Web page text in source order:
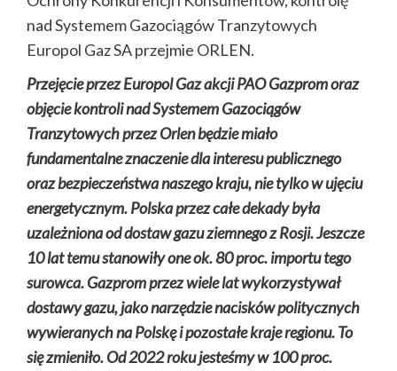
nad Systemem Gazociągów Tranzytowych
Europol Gaz SA przejmie ORLEN.
Przejęcie przez Europol Gaz akcji PAO Gazprom oraz
objęcie kontroli nad Systemem Gazociągów
Tranzytowych przez Orlen będzie miało
fundamentalne znaczenie dla interesu publicznego
oraz bezpieczeństwa naszego kraju, nie tylko w ujęciu
energetycznym. Polska przez całe dekady była
uzależniona od dostaw gazu ziemnego z Rosji. Jeszcze
10 lat temu stanowiły one ok. 80 proc. importu tego
surowca. Gazprom przez wiele lat wykorzystywał
dostawy gazu, jako narzędzie nacisków politycznych
wywieranych na Polskę i pozostałe kraje regionu. To
się zmieniło. Od 2022 roku jesteśmy w 100 proc.